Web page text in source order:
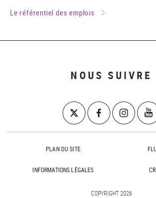
Le référentiel des emplois
NOUS SUIVRE
PLAN DU SITE
INFORMATIONS LÉGALES
COPYRIGHT 2026